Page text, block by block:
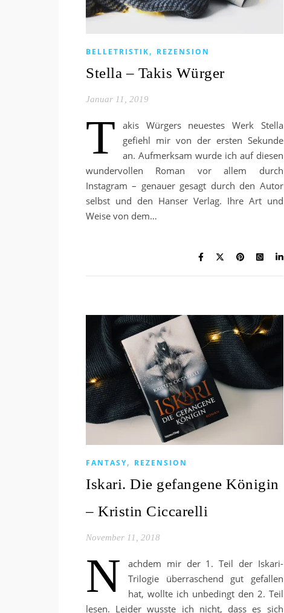
BELLETRISTIK, REZENSION
Stella – Takis Würger
Januar 11, 2019
T
akis Würgers neuestes Werk Stella
gefiehl mir von der ersten Sekunde
an. Aufmerksam wurde ich auf diesen
wundervollen Roman vor allem durch
Instagram – genauer gesagt durch den Autor
selbst und den Hanser Verlag. Ihre Art und
Weise von dem…
FANTASY, REZENSION
Iskari. Die gefangene Königin
– Kristin Ciccarelli
November 11, 2018
N
achdem mir der 1. Teil der Iskari-
Trilogie überraschend gut gefallen
hat, wollte ich unbedingt den 2. Teil
lesen. Leider wusste ich nicht, dass es sich